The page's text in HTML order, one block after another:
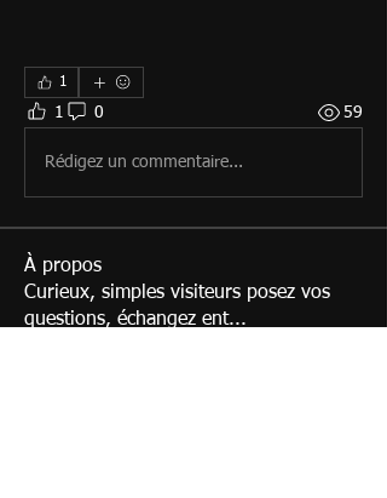
1
1 0 59
Rédigez un commentaire...
À propos
Curieux, simples visiteurs posez vos
questions, échangez ent...